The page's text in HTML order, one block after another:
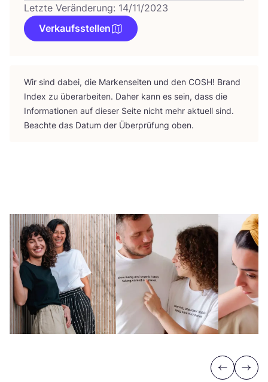
Letzte Veränderung: 14/11/2023
Verkaufsstellen
Wir sind dabei, die Mar­ken­sei­ten und den COSH! Brand
Index zu über­ar­bei­ten. Daher kann es sein, dass die
Infor­ma­tio­nen auf die­ser Sei­te nicht mehr aktu­ell sind.
Beach­te das Datum der Über­prü­fung oben.
Previous
Next